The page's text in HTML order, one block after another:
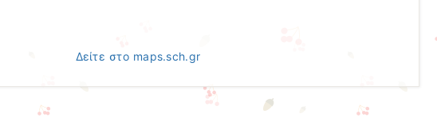
Δείτε στο maps.sch.gr